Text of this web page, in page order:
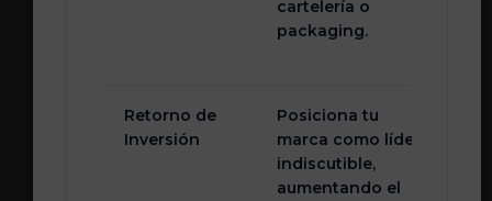
cartelería o
packaging.
Retorno de
Inversión
Posiciona tu
marca como líder
indiscutible,
aumentando el